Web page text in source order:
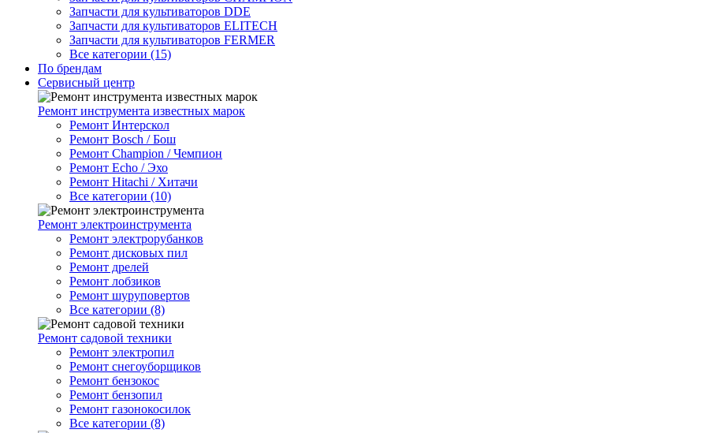
Запчасти для культиваторов DDE
Запчасти для культиваторов ELITECH
Запчасти для культиваторов FERMER
Все категории (15)
По брендам
Сервисный центр
Ремонт инструмента известных марок
Ремонт Интерскол
Ремонт Bosch / Бош
Ремонт Champion / Чемпион
Ремонт Echo / Эхо
Ремонт Hitachi / Хитачи
Все категории (10)
Ремонт электроинструмента
Ремонт электрорубанков
Ремонт дисковых пил
Ремонт дрелей
Ремонт лобзиков
Ремонт шуруповертов
Все категории (8)
Ремонт садовой техники
Ремонт электропил
Ремонт снегоуборщиков
Ремонт бензокос
Ремонт бензопил
Ремонт газонокосилок
Все категории (8)